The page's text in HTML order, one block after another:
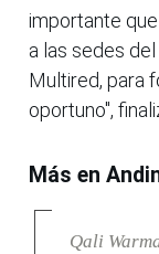
importante
a las sedes
Multired, para
oportuno",
Más en
Qali